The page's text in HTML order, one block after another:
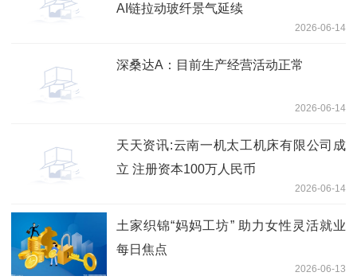
AI链拉动玻纤景气延续
2026-06-14
深桑达A：目前生产经营活动正常
2026-06-14
天天资讯:云南一机太工机床有限公司成
立 注册资本100万人民币
2026-06-14
土家织锦“妈妈工坊” 助力女性灵活就业
每日焦点
2026-06-13